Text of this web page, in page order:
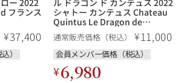
フランス
¥37,400
）
シャトー カンテュス Chateau
Quintus Le Dragon de
Quintus フランス ボルドー 赤
ワイン
通常販売価格（税込） ¥11,000
会員メンバー価格（税込）
¥6,980